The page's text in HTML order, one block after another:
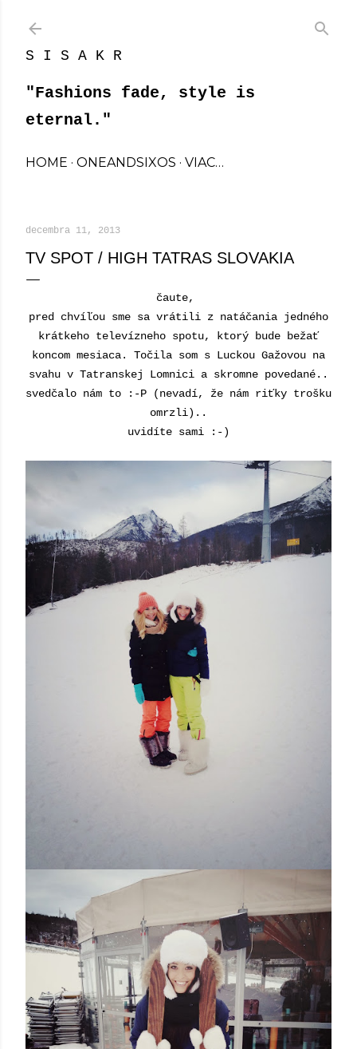
S I S A K R
"Fashions fade, style is
eternal."
HOME ONEANDSIXOS VIAC…
decembra 11, 2013
TV SPOT / HIGH TATRAS SLOVAKIA
čaute,
pred chvíľou sme sa vrátili z natáčania jedného
krátkeho televízneho spotu, ktorý bude bežať
koncom mesiaca. Točila som s Luckou Gažovou na
svahu v Tatranskej Lomnici a skromne povedané..
svedčalo nám to :-P (nevadí, že nám riťky trošku
omrzli)..
uvidíte sami :-)